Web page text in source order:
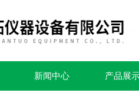
新闻中心 产品展